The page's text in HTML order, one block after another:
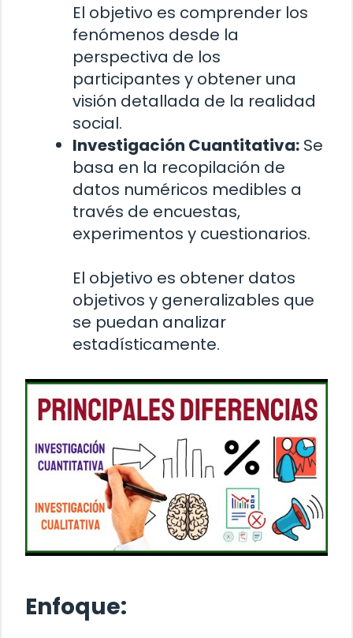
El objetivo es comprender los
fenómenos desde la
perspectiva de los
participantes y obtener una
visión detallada de la realidad
social.
Investigación Cuantitativa: Se
basa en la recopilación de
datos numéricos medibles a
través de encuestas,
experimentos y cuestionarios.
El objetivo es obtener datos
objetivos y generalizables que
se puedan analizar
estadísticamente.
Enfoque: